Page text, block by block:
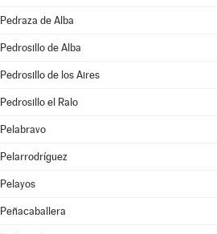
Pedraza de Alba
Pedrosillo de Alba
Pedrosillo de los Aires
Pedrosillo el Ralo
Pelabravo
Pelarrodríguez
Pelayos
Peñacaballera